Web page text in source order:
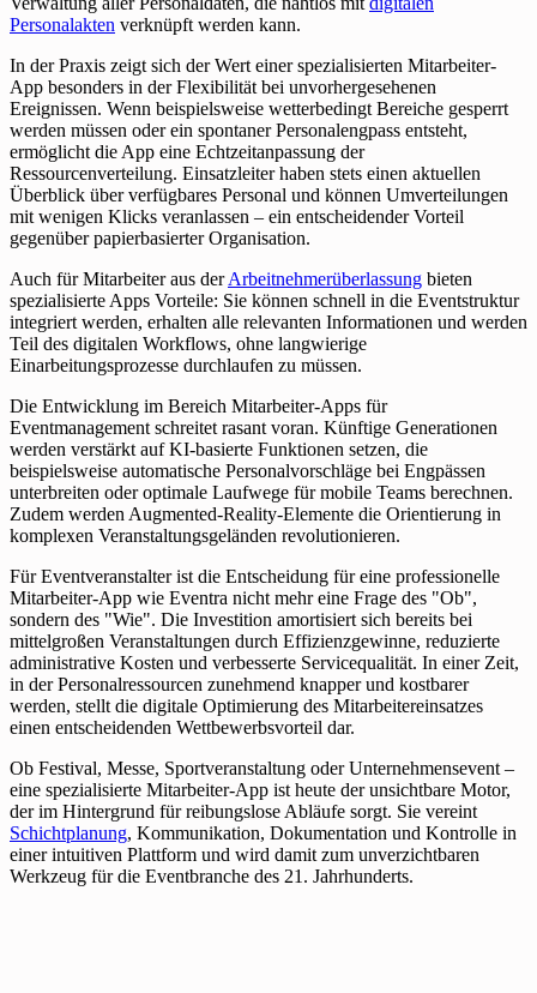
Personalakten verknüpft werden kann.
In der Praxis zeigt sich der Wert einer spezialisierten Mitarbeiter-
App besonders in der Flexibilität bei unvorhergesehenen
Ereignissen. Wenn beispielsweise wetterbedingt Bereiche gesperrt
werden müssen oder ein spontaner Personalengpass entsteht,
ermöglicht die App eine Echtzeitanpassung der
Ressourcenverteilung. Einsatzleiter haben stets einen aktuellen
Überblick über verfügbares Personal und können Umverteilungen
mit wenigen Klicks veranlassen – ein entscheidender Vorteil
gegenüber papierbasierter Organisation.
Auch für Mitarbeiter aus derArbeitnehmerüberlassung bieten
spezialisierte Apps Vorteile: Sie können schnell in die Eventstruktur
integriert werden, erhalten alle relevanten Informationen und werden
Teil des digitalen Workflows, ohne langwierige
Einarbeitungsprozesse durchlaufen zu müssen.
Die Entwicklung im Bereich Mitarbeiter-Apps für
Eventmanagement schreitet rasant voran. Künftige Generationen
werden verstärkt auf KI-basierte Funktionen setzen, die
beispielsweise automatische Personalvorschläge bei Engpässen
unterbreiten oder optimale Laufwege für mobile Teams berechnen.
Zudem werden Augmented-Reality-Elemente die Orientierung in
komplexen Veranstaltungsgeländen revolutionieren.
Für Eventveranstalter ist die Entscheidung für eine professionelle
Mitarbeiter-App wie Eventra nicht mehr eine Frage des "Ob",
sondern des "Wie". Die Investition amortisiert sich bereits bei
mittelgroßen Veranstaltungen durch Effizienzgewinne, reduzierte
administrative Kosten und verbesserte Servicequalität. In einer Zeit,
in der Personalressourcen zunehmend knapper und kostbarer
werden, stellt die digitale Optimierung des Mitarbeitereinsatzes
einen entscheidenden Wettbewerbsvorteil dar.
Ob Festival, Messe, Sportveranstaltung oder Unternehmensevent –
eine spezialisierte Mitarbeiter-App ist heute der unsichtbare Motor,
der im Hintergrund für reibungslose Abläufe sorgt. Sie vereint
Schichtplanung, Kommunikation, Dokumentation und Kontrolle in
einer intuitiven Plattform und wird damit zum unverzichtbaren
Werkzeug für die Eventbranche des 21. Jahrhunderts.